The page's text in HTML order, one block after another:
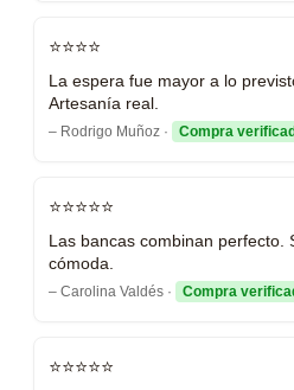
⭐⭐⭐⭐
La espera fue mayor a lo
Artesanía real.
– Rodrigo Muñoz · Compra
⭐⭐⭐⭐⭐
Las bancas combinan perfecto.
cómoda.
– Carolina Valdés · Compra
⭐⭐⭐⭐⭐